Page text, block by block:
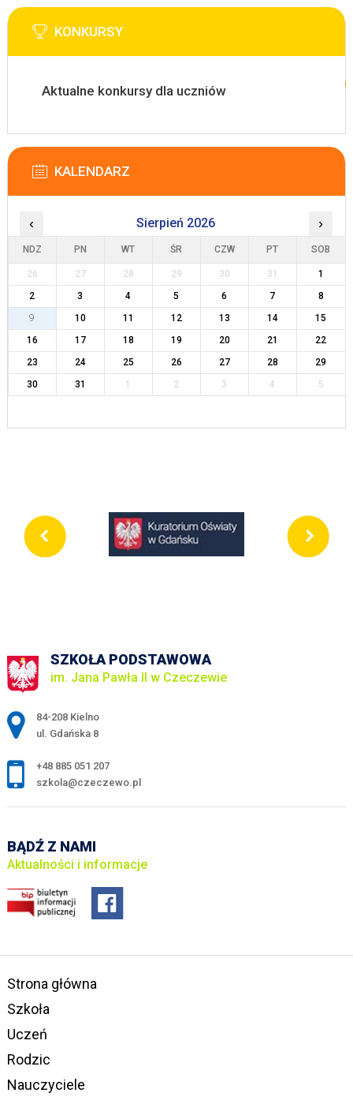
KONKURSY
Aktualne konkursy dla uczniów
KALENDARZ
‹ Sierpień 2026 ›
NDZ PN WT ŚR CZW PT SOB
26 27 28 29 30 31
1
2
3 4 5 6 7
8
9
10 11 12 13 14
15
16
17 18 19 20 21
22
23
24 25 26 27 28
29
30
31 1 2 3 4 5
SZKOŁA PODSTAWOWA
im. Jana Pawła II w Czeczewie
Adres pocztowy:
84-208 Kielno
ul. Gdańska 8
+48 885 051 207
szkola@czeczewo.pl
BĄDŹ Z NAMI
Aktualności i informacje
Strona główna
Szkoła
Uczeń
Rodzic
Nauczyciele